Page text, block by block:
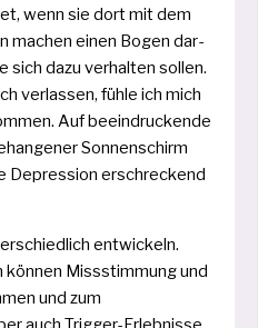
wenn sie dort mit dem
machen einen Bogen dar­
sich dazu ver­hal­ten sol­len.
ver­las­sen, füh­le ich mich
Auf beein­dru­cken­de
Sonnenschirm
Depression erschre­ckend
ent­wickeln.
kön­nen Missstimmung und
und zum